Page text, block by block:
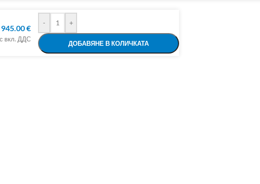
945.00€
с вкл. ДДС
- +
ДОБАВЯНЕ В КОЛИЧКАТА